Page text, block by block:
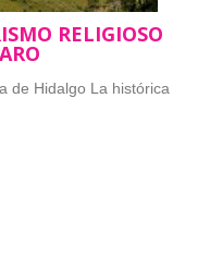
RELIGIOSO
de Hidalgo La histórica